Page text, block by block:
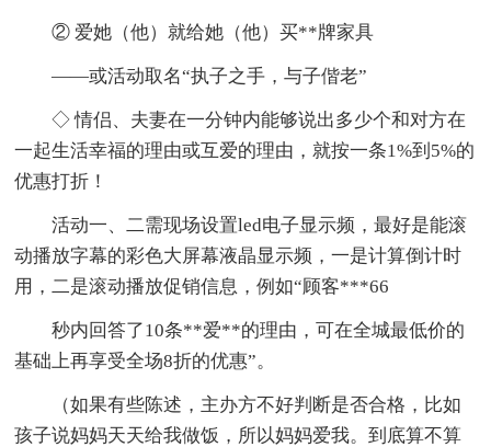
② 爱她（他）就给她（他）买**牌家具
——或活动取名“执子之手，与子偕老”
◇ 情侣、夫妻在一分钟内能够说出多少个和对方在
一起生活幸福的理由或互爱的理由，就按一条1%到5%的
优惠打折！
活动一、二需现场设置led电子显示频，最好是能滚
动播放字幕的彩色大屏幕液晶显示频，一是计算倒计时
用，二是滚动播放促销信息，例如“顾客***66
秒内回答了10条**爱**的理由，可在全城最低价的
基础上再享受全场8折的优惠”。
（如果有些陈述，主办方不好判断是否合格，比如
孩子说妈妈天天给我做饭，所以妈妈爱我。到底算不算